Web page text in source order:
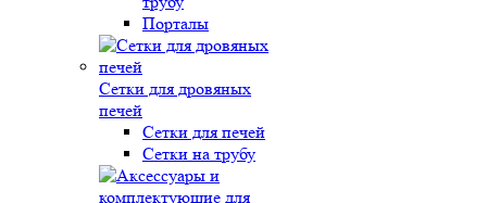
Порталы
Сетки для дровяных
печей
Сетки для печей
Сетки на трубу